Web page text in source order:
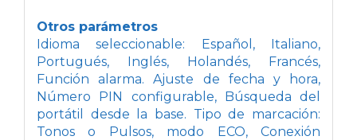
Otros parámetros
Idioma seleccionable: Español, Italiano,
Portugués, Inglés, Holandés, Francés,
Función alarma. Ajuste de fecha y hora,
Número PIN configurable, Búsqueda del
portátil desde la base. Tipo de marcación:
Tonos o Pulsos, modo ECO, Conexión